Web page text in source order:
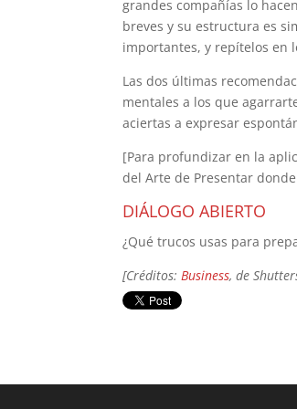
grandes compañías lo
breves y su estructura es
importantes, y repítelos en
Las dos últimas
mentales a los que
aciertas a expresar
[Para profundizar en la
del Arte de Presentar
DIÁLOGO ABIERTO
¿Qué trucos usas para
[Créditos:Business, de